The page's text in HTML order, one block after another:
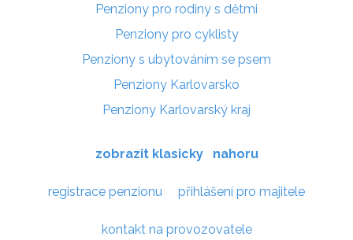
Penziony pro rodiny s dětmi
Penziony pro cyklisty
Penziony s ubytováním se psem
Penziony Karlovarsko
Penziony Karlovarský kraj
zobrazit klasicky nahoru
registrace penzionu přihlášení pro majitele
kontakt na provozovatele